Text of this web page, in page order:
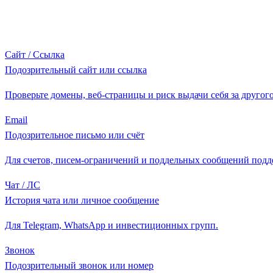
Сайт / Ссылка
Подозрительный сайт или ссылка
Проверьте домены, веб-страницы и риск выдачи себя за
Email
Подозрительное письмо или счёт
Для счетов, писем-ограничений и поддельных сообщений
Чат / ЛС
История чата или личное сообщение
Для Telegram, WhatsApp и инвестиционных групп.
Звонок
Подозрительный звонок или номер